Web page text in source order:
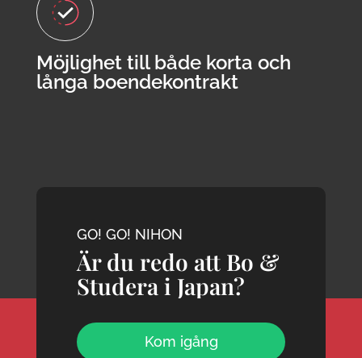
Möjlighet till både korta och
långa boendekontrakt
GO! GO! NIHON
Är du redo att Bo &
Studera i Japan?
Kom igång